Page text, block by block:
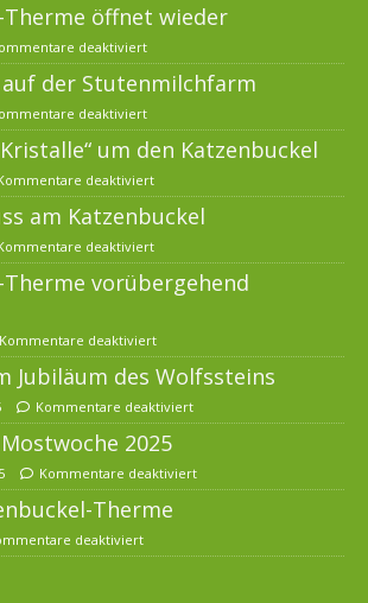
Therme öffnet wieder
deaktiviert
der Stutenmilchfarm
deaktiviert
um den Katzenbuckel
deaktiviert
am Katzenbuckel
deaktiviert
vorübergehend
Kommentare deaktiviert
Jubiläum des Wolfssteins
Kommentare deaktiviert
2025
Kommentare deaktiviert
Therme
deaktiviert